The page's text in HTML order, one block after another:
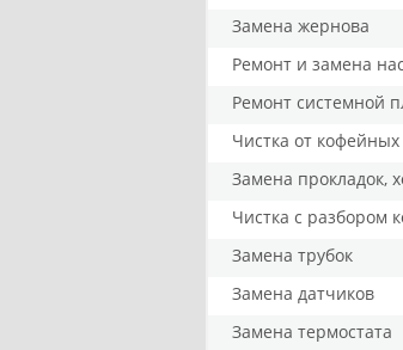
Замена жернова
Ремонт и замена
Ремонт системной
Чистка от
Замена прокладок,
Чистка с разбором
Замена трубок
Замена датчиков
Замена термостата